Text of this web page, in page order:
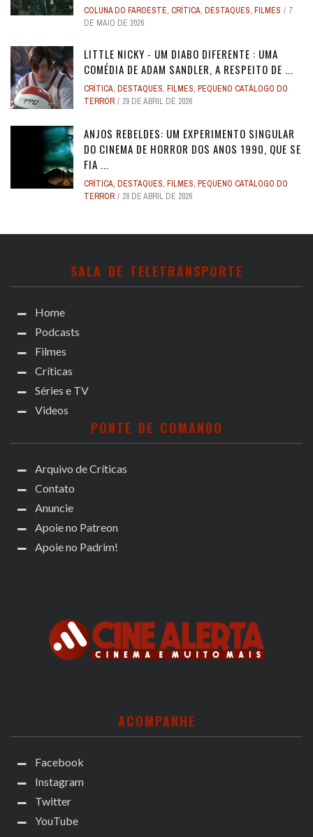
COLUNA DO FAROESTE, CRÍTICA, DESTAQUES, FILMES
7
DE MAIO DE 2026
LITTLE NICKY - UM DIABO DIFERENTE : UMA
COMÉDIA DE ADAM SANDLER, A RESPEITO DE ...
CRÍTICA, DESTAQUES, FILMES, PEQUENO CATÁLOGO DO
TERROR
29 DE ABRIL DE 2026
ANJOS REBELDES: UM EXPERIMENTO SINGULAR
DO CINEMA DE HORROR DOS ANOS 1990, QUE SE
FIA ...
CRÍTICA, DESTAQUES, FILMES, PEQUENO CATÁLOGO DO
TERROR
28 DE ABRIL DE 2026
SALA DE TELETRANSPORTE
Home
Podcasts
Filmes
Críticas
Séries e TV
Videos
PONTE DE COMANDO
Arquivo de Críticas
Contato
Anuncie
Apoie no Patreon
Apoie no Padrim!
ACOMPANHE
Facebook
Instagram
Twitter
YouTube